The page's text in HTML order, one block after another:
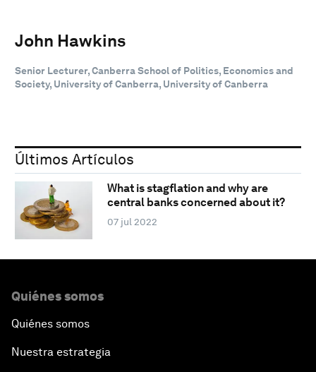
John Hawkins
Senior Lecturer, Canberra School of Politics, Economics and
Society, University of Canberra, University of Canberra
Últimos Artículos
What is stagflation and why are
central banks concerned about it?
07 jul 2022
Quiénes somos
Quiénes somos
Nuestra estrategia